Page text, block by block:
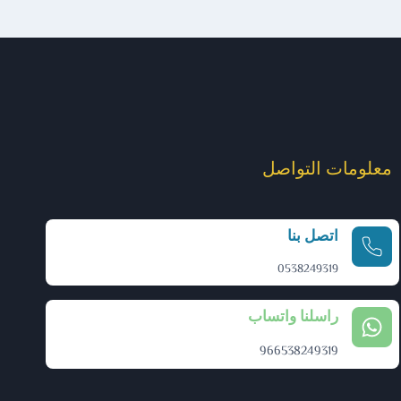
معلومات التواصل
اتصل بنا
0538249319
راسلنا واتساب
966538249319